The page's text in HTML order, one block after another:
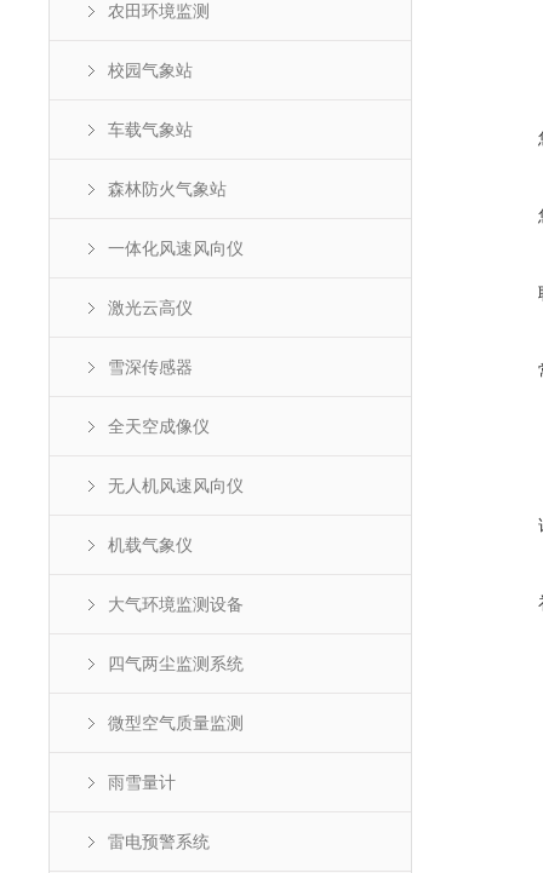
农田环境监测
校园气象站
车载气象站
森林防火气象站
一体化风速风向仪
激光云高仪
雪深传感器
全天空成像仪
无人机风速风向仪
机载气象仪
大气环境监测设备
四气两尘监测系统
微型空气质量监测
雨雪量计
雷电预警系统